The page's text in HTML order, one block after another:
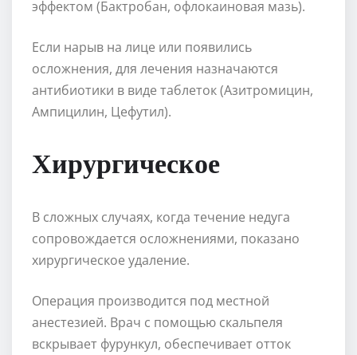
эффектом (Бактробан, офлокаиновая мазь).
Если нарыв на лице или появились
осложнения, для лечения назначаются
антибиотики в виде таблеток (Азитромицин,
Ампицилин, Цефутил).
Хирургическое
В сложных случаях, когда течение недуга
сопровождается осложнениями, показано
хирургическое удаление.
Операция производится под местной
анестезией. Врач с помощью скальпеля
вскрывает фурункул, обеспечивает отток